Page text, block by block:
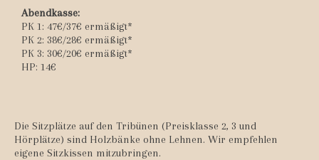
Abendkasse:
PK 1: 47€/37€ ermäßigt*
PK 2: 38€/28€ ermäßigt*
PK 3: 30€/20€ ermäßigt*
HP: 14€
Die Sitzplätze auf den Tribünen (Preisklasse 2, 3 und
Hörplätze) sind Holzbänke ohne Lehnen. Wir empfehlen
eigene Sitzkissen mitzubringen.